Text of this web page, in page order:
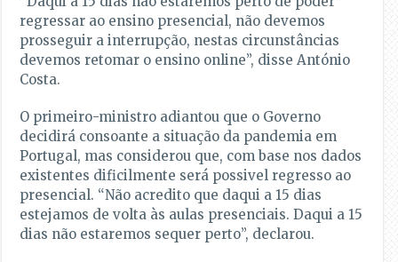
regressar ao ensino presencial, não devemos
prosseguir a interrupção, nestas circunstâncias
devemos retomar o ensino online”, disse António
Costa.
O primeiro-ministro adiantou que o Governo
decidirá consoante a situação da pandemia em
Portugal, mas considerou que, com base nos dados
existentes dificilmente será possivel regresso ao
presencial. “Não acredito que daqui a 15 dias
estejamos de volta às aulas presenciais. Daqui a 15
dias não estaremos sequer perto”, declarou.